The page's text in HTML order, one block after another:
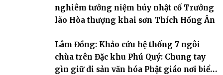
nghiêm tưởng niệm húy nhật cố Trưởng
lão Hòa thượng khai sơn Thích Hồng Ân
Lâm Đồng: Khảo cứu hệ thống 7 ngôi
chùa trên Đặc khu Phú Quý: Chung tay
gìn giữ di sản văn hóa Phật giáo nơi biển